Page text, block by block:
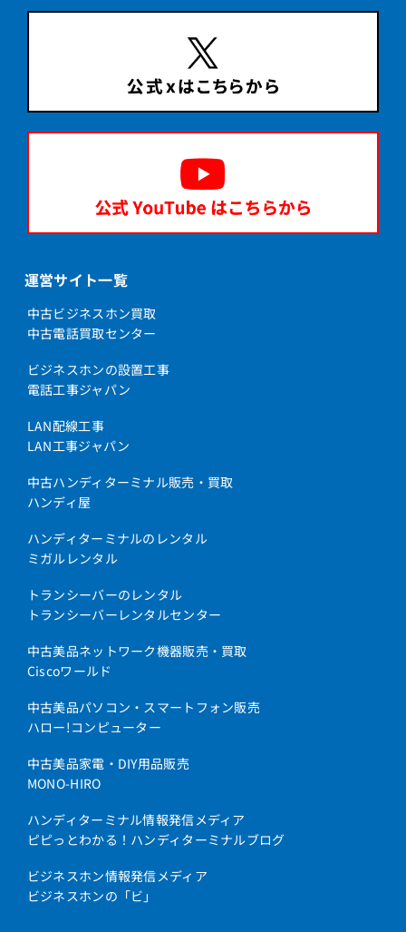
運営サイト一覧
中古ビジネスホン買取
中古電話買取センター
ビジネスホンの設置工事
電話工事ジャパン
LAN配線工事
LAN工事ジャパン
中古ハンディターミナル販売・買取
ハンディ屋
ハンディターミナルのレンタル
ミガルレンタル
トランシーバーのレンタル
トランシーバーレンタルセンター
中古美品ネットワーク機器販売・買取
Ciscoワールド
中古美品パソコン・スマートフォン販売
ハロー!コンピューター
中古美品家電・DIY用品販売
MONO-HIRO
ハンディターミナル情報発信メディア
ピピっとわかる！ハンディターミナルブログ
ビジネスホン情報発信メディア
ビジネスホンの「ビ」